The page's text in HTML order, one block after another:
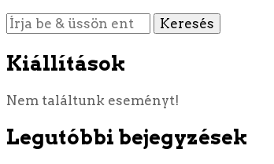
Keres
valamit?
Kiállítások
Nem találtunk eseményt!
Legutóbbi bejegyzések